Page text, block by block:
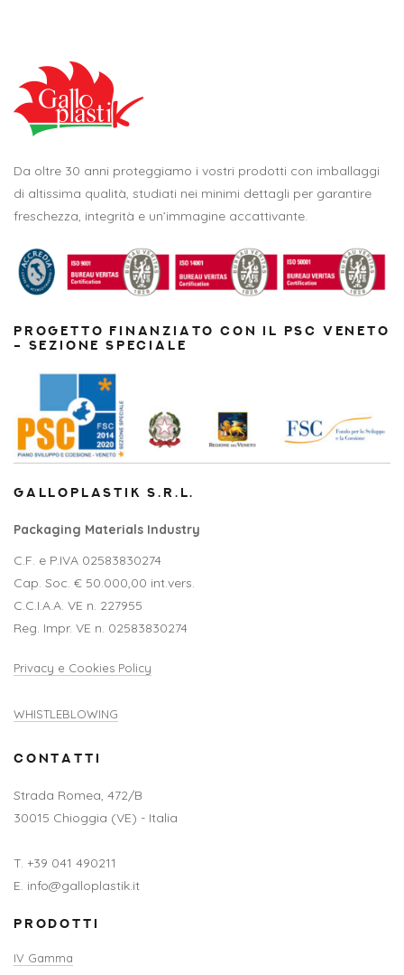
Da oltre 30 anni proteggiamo i vostri prodotti con imballaggi
di altissima qualità, studiati nei minimi dettagli per garantire
freschezza, integrità e un’immagine accattivante.
PROGETTO FINANZIATO CON IL PSC VENETO
– SEZIONE SPECIALE
GALLOPLASTIK S.R.L.
Packaging Materials Industry
C.F. e P.IVA 02583830274
Cap. Soc. € 50.000,00 int.vers.
C.C.I.A.A. VE n. 227955
Reg. Impr. VE n. 02583830274
Privacy e Cookies Policy
WHISTLEBLOWING
CONTATTI
Strada Romea, 472/B
30015 Chioggia (VE) - Italia
T. +39 041 490211
E. info@galloplastik.it
PRODOTTI
IV Gamma